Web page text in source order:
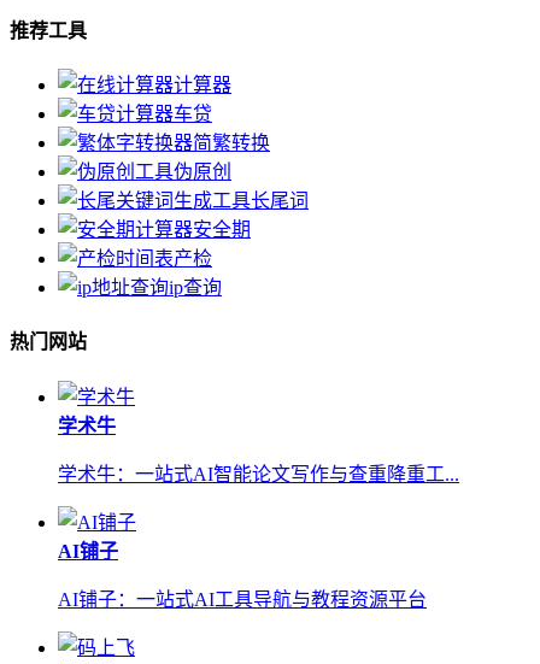
推荐工具
计算器
车贷
简繁转换
伪原创
长尾词
安全期
产检
ip查询
热门网站
学术牛
学术牛：一站式AI智能论文写作与查重降重工...
AI铺子
AI铺子：一站式AI工具导航与教程资源平台